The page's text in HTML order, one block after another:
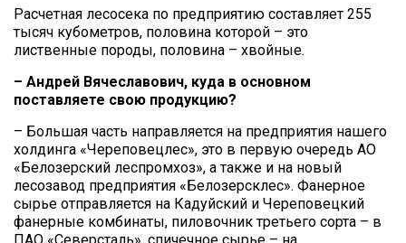
Расчетная лесосека по предприятию составляет 255
тысяч кубометров, половина которой – это
лиственные породы, половина – хвойные.
– Андрей Вячеславович, куда в основном
поставляете свою продукцию?
– Большая часть направляется на предприятия нашего
холдинга «Череповецлес», это в первую очередь АО
«Белозерский леспромхоз», а также и на новый
лесозавод предприятия «Белозерсклес». Фанерное
сырье отправляется на Кадуйский и Череповецкий
фанерные комбинаты, пиловочник третьего сорта – в